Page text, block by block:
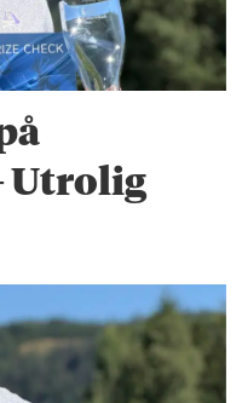
Utrolig